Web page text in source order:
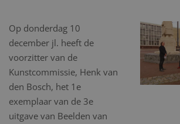
Op donderdag 10
december jl. heeft de
voorzitter van de
Kunstcommissie, Henk van
den Bosch, het 1e
exemplaar van de 3e
uitgave van Beelden van